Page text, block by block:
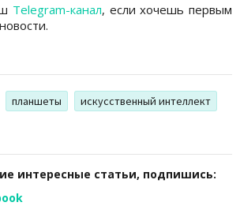
Telegram-канал, если хочешь первым
планшеты
искусственный интеллект
интересные статьи, подпишись: